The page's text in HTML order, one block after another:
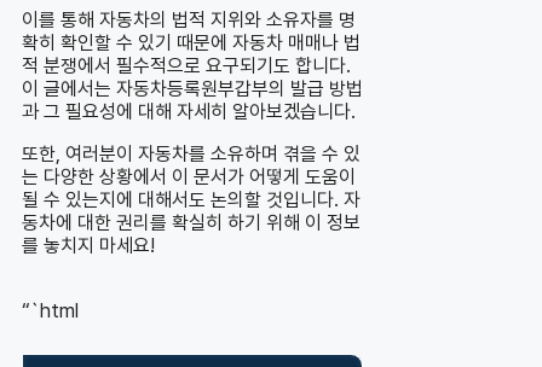
이를 통해 자동차의 법적 지위와 소유자를 명
확히 확인할 수 있기 때문에 자동차 매매나 법
적 분쟁에서 필수적으로 요구되기도 합니다.
이 글에서는 자동차등록원부갑부의 발급 방법
과 그 필요성에 대해 자세히 알아보겠습니다.
또한, 여러분이 자동차를 소유하며 겪을 수 있
는 다양한 상황에서 이 문서가 어떻게 도움이
될 수 있는지에 대해서도 논의할 것입니다. 자
동차에 대한 권리를 확실히 하기 위해 이 정보
를 놓치지 마세요!
“`html